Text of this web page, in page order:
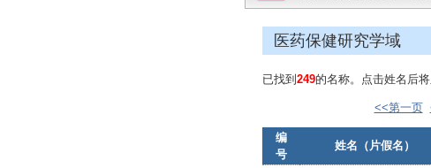
医药保健研究学域
已找到 249的名称。点击姓名后
<<第一页
编
号
姓名（片假名）